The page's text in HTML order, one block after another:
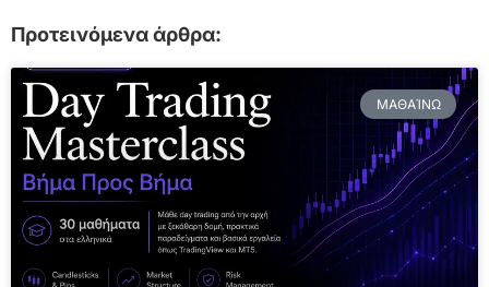
Προτεινόμενα άρθρα:
ΜΑΘΑΊΝΩ